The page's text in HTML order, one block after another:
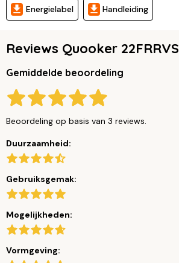
Energielabel Handleiding
Reviews Quooker 22FRRVS
Gemiddelde beoordeling
Beoordeling op basis van 3 reviews.
Duurzaamheid:
Gebruiksgemak:
Mogelijkheden:
Vormgeving: